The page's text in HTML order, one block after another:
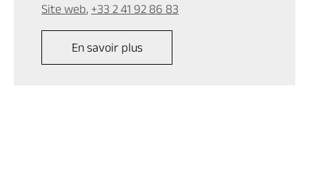
Site web, +33 2 41 92 86 83
En savoir plus